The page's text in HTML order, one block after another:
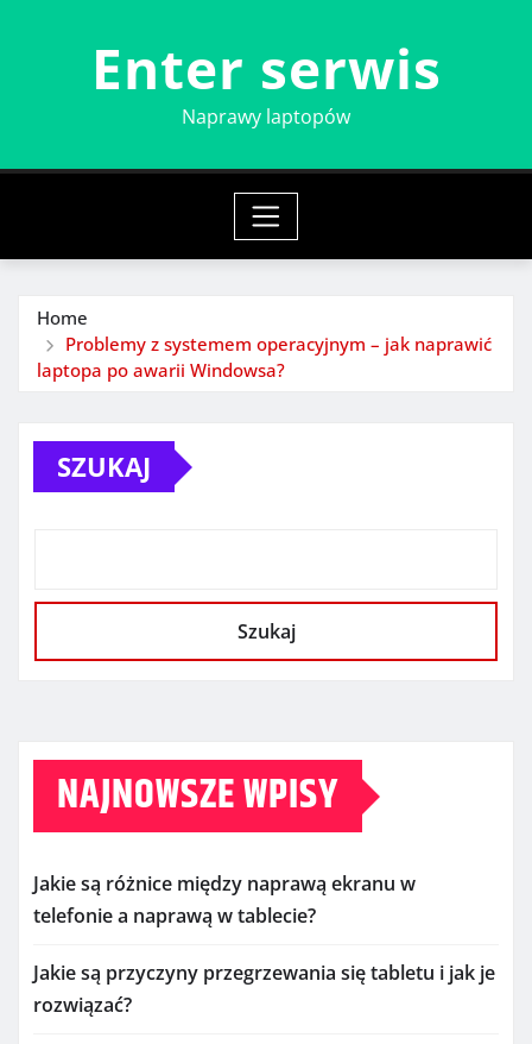
Enter serwis
Naprawy laptopów
Home
Problemy z systemem operacyjnym – jak naprawić
laptopa po awarii Windowsa?
SZUKAJ
Szukaj
NAJNOWSZE WPISY
Jakie są różnice między naprawą ekranu w
telefonie a naprawą w tablecie?
Jakie są przyczyny przegrzewania się tabletu i jak je
rozwiązać?